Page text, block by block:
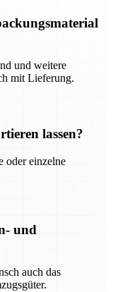
und weitere
mit Lieferung.
lassen?
oder einzelne
und
auch das